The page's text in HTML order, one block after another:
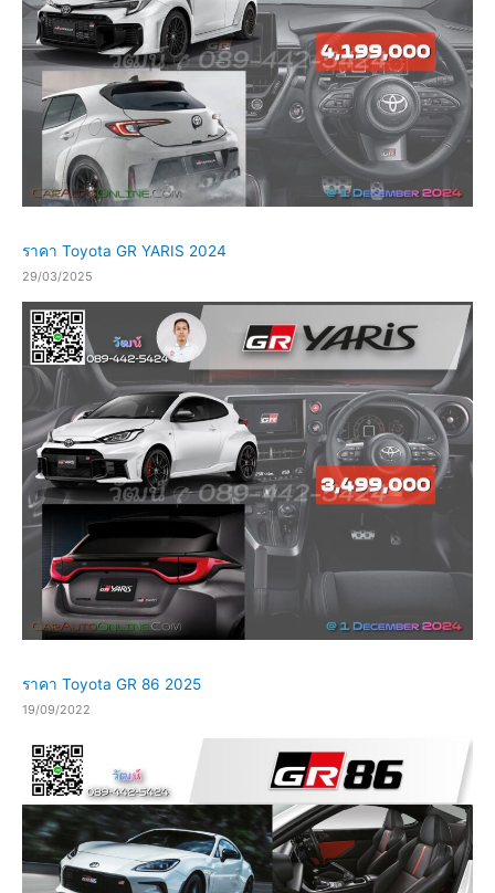
ราคา Toyota GR YARIS 2024
29/03/2025
ราคา Toyota GR 86 2025
19/09/2022